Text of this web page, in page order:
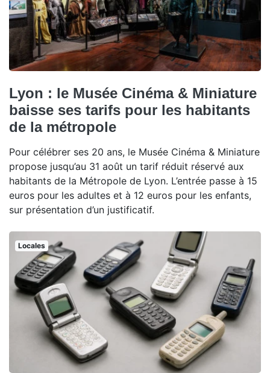
Lyon : le Musée Cinéma & Miniature
baisse ses tarifs pour les habitants
de la métropole
Pour célébrer ses 20 ans, le Musée Cinéma & Miniature
propose jusqu’au 31 août un tarif réduit réservé aux
habitants de la Métropole de Lyon. L’entrée passe à 15
euros pour les adultes et à 12 euros pour les enfants,
sur présentation d’un justificatif.
Locales